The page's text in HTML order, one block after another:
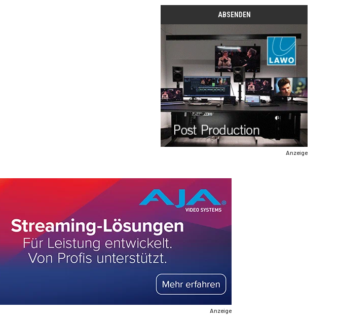
Anzeige
Anzeige